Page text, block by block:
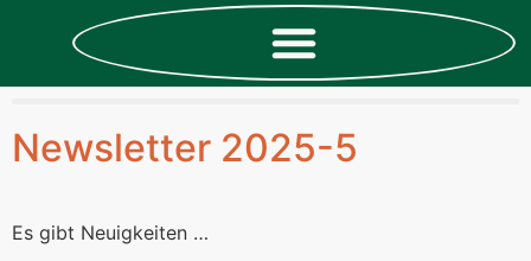
Newsletter 2025-5
Es gibt Neuigkeiten …